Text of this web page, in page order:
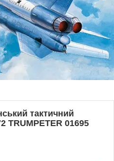
тактичний
TRUMPETER 01695